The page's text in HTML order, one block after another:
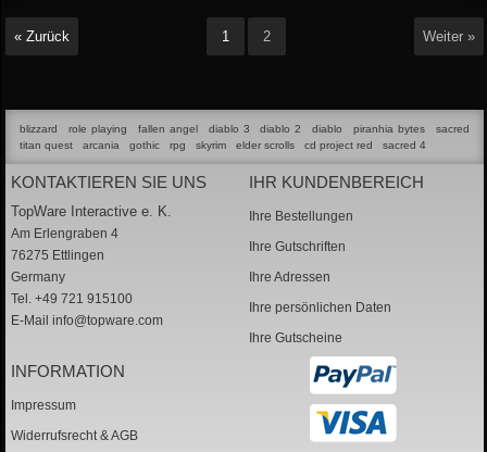
« Zurück 1 2 Weiter »
blizzard role playing fallen angel diablo 3 diablo 2 diablo piranhia bytes
sacred
titan quest
arcania gothic rpg skyrim elder scrolls cd project red sacred 4
KONTAKTIEREN SIE UNS
TopWare Interactive e. K.
Am Erlengraben 4
76275 Ettlingen
Germany
Tel. +49 721 915100
E-Mail info@topware.com
IHR KUNDENBEREICH
Ihre Bestellungen
Ihre Gutschriften
Ihre Adressen
Ihre persönlichen Daten
Ihre Gutscheine
INFORMATION
Impressum
Widerrufsrecht & AGB